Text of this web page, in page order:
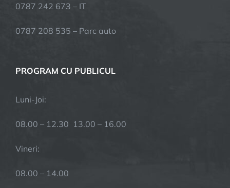
0787 242 673 – IT
0787 208 535 – Parc auto
PROGRAM CU PUBLICUL
Luni-Joi:
08.00 – 12.30 13.00 – 16.00
Vineri:
08.00 – 14.00